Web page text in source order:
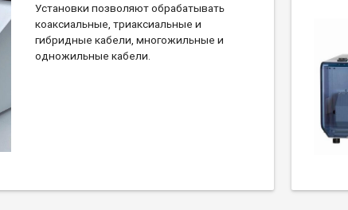
Установки позволяют обрабатывать
коаксиальные, триаксиальные и
гибридные кабели, многожильные и
одножильные кабели.